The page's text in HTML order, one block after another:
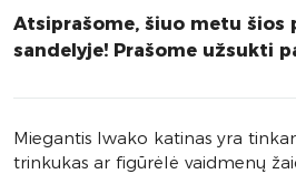
Atsiprašome, šiuo metu šios
sandelyje! Prašome užsukti
Miegantis Iwako katinas yra
trinkukas ar figūrėlė vaidmenų